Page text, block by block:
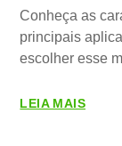
Conheça as
principais
escolher esse
LEIA MAIS